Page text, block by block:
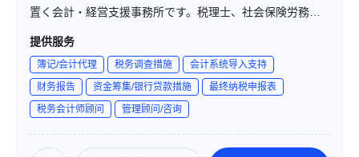
置く会計・経営支援事務所です。税理士、社会保険労務
士、行政書士、中小企業診断士といった複数資格を有する
M&A、事業承継など中小企業の経営全般をワンストップで
サポートしています。
提供服务
簿记/会计代理 税务调查措施
会计系统导入支持
财务报告
资金筹集/银行贷款措施
最终纳税申报表
税务会计师顾问
管理顾问/咨询